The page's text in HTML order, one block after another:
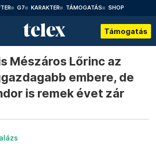
G7 KARAKTER TÁMOGATÁS SHOP
Támogatás
Mészáros Lőrinc az
embere, de
is remek évet zár